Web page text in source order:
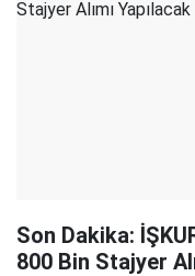
Son Dakika:
800 Bin Stajyer